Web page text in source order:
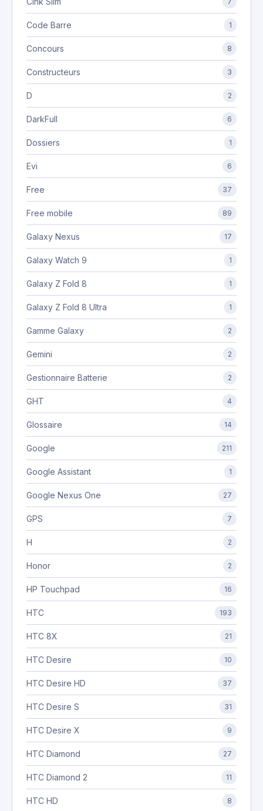
Code Barre 1
Concours 8
Constructeurs 3
D 2
DarkFull 6
Dossiers 1
Evi 6
Free 37
Free mobile 89
Galaxy Nexus 17
Galaxy Watch 9 1
Galaxy Z Fold 8 1
Galaxy Z Fold 8 Ultra 1
Gamme Galaxy 2
Gemini 2
Gestionnaire Batterie 2
GHT 4
Glossaire 14
Google 211
Google Assistant 1
Google Nexus One 27
GPS 7
H 2
Honor 2
HP Touchpad 16
HTC 193
HTC 8X 21
HTC Desire 10
HTC Desire HD 37
HTC Desire S 31
HTC Desire X 9
HTC Diamond 27
HTC Diamond 2 11
HTC HD 8